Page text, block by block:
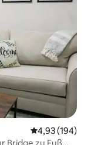
4,93 (194)